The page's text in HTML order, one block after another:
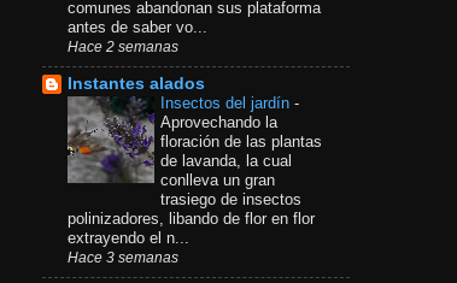
comunes abandonan sus plataforma
antes de saber vo...
Hace 2 semanas
Instantes alados
Insectos del jardín -
Aprovechando la
floración de las plantas
de lavanda, la cual
conlleva un gran
trasiego de insectos
polinizadores, libando de flor en flor
extrayendo el n...
Hace 3 semanas